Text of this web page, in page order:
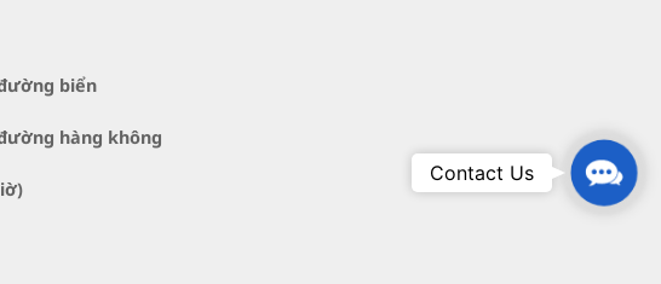
biển
hàng không
Us
Contact Us